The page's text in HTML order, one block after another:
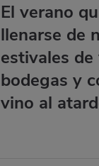
El verano
llenarse de
estivales de
bodegas y
vino al